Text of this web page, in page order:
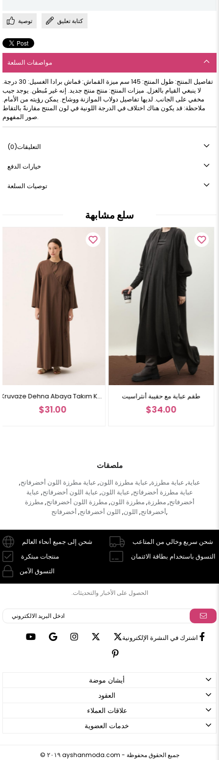
توصية كتابة تعليق
مواصفات السلعة
تفاصيل المنتج: طول المنتج: 145 سم ميزة القماش: قماش برادا الغسيل: 30 درجة.
لا ينبغي القيام بالغزل. ميزات المنتج: منتج منتج جديد. إنه غير مُبطن. يوجد جيب
مخفي على الجانب. لديها تفاصيل دولاب الموازنة ووشاح. يمكن رؤيته من الأمام.
ملاحظة: قد يكون هناك اختلاف في الدرجة اللونية في لون المنتج مقارنةً بالتقاط
صور المفهوم.
التعليقات(0)
خيارات الدفع
توصيات السلعة
سلع مشابهة
Kruvaze Dehna Abaya Takım Kahverengi طقم عباية مع حقيبة أنثراسيت مع حقيبة باللون الأسود
ملصقات
عباية, عباية مطرزة, عباية مطرزة اللون, عباية مطرزة اللون أخضرفاتح,
عباية مطرزة أخضرفاتح, عباية اللون, عباية اللون أخضرفاتح, عباية
أخضرفاتح, مطرزة, مطرزة اللون, مطرزة اللون أخضرفاتح, مطرزة
أخضرفاتح, اللون, اللون أخضرفاتح, أخضرفاتح ,
شحن إلى جميع أنحاء العالم
شحن سريع وخالي من المتاعب
منتجات مبتكرة
التسوق باستخدام بطاقة الائتمان
التسوق الآمن
الحصول على الأخبار والتحديثات.
اشترك في النشرة الإلكترونية
أيشان موضة
العقود
علاقات العملاء
خدمات العضوية
© ٢٠١٩ ayshanmoda.com - جميع الحقوق محفوظة